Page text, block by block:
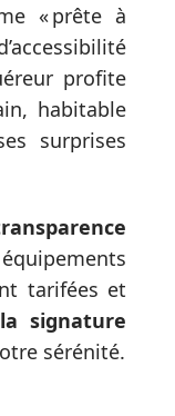
« prête à
profite
habitable
surprises
tarifées et
signature
sérénité.